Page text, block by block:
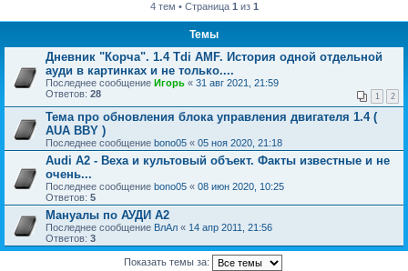
4 тем • Страница 1 из 1
Темы
Дневник "Корча". 1.4 Тdi AMF. История одной отдельной
ауди в картинках и не только....
Последнее сообщение Игорь « 31 авг 2021, 21:59
Ответов: 28 1 2
Тема про обновления блока управления двигателя 1.4 (
AUA BBY )
Последнее сообщение bono05 « 05 ноя 2020, 21:18
Audi A2 - Веха и культовый объект. Факты известные и не
очень...
Последнее сообщение bono05 « 08 июн 2020, 10:25
Ответов: 5
Мануалы по АУДИ А2
Последнее сообщение ВлАл « 14 апр 2011, 21:56
Ответов: 3
Показать темы за: